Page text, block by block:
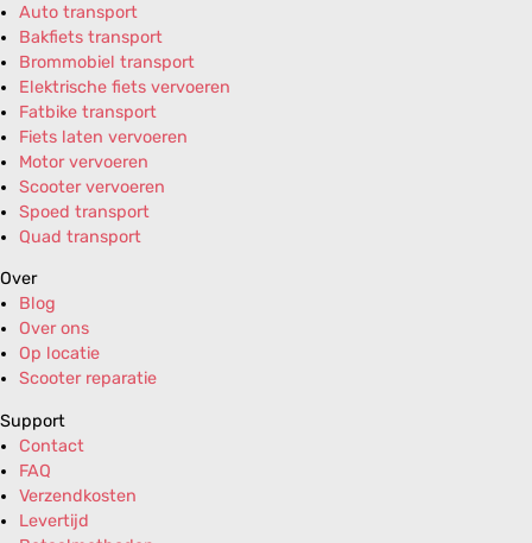
Auto transport
Bakfiets transport
Brommobiel transport
Elektrische fiets vervoeren
Fatbike transport
Fiets laten vervoeren
Motor vervoeren
Scooter vervoeren
Spoed transport
Quad transport
Over
Blog
Over ons
Op locatie
Scooter reparatie
Support
Contact
FAQ
Verzendkosten
Levertijd